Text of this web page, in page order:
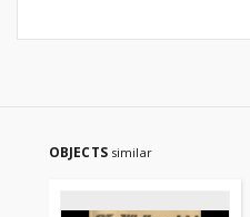
OBJECTS similar